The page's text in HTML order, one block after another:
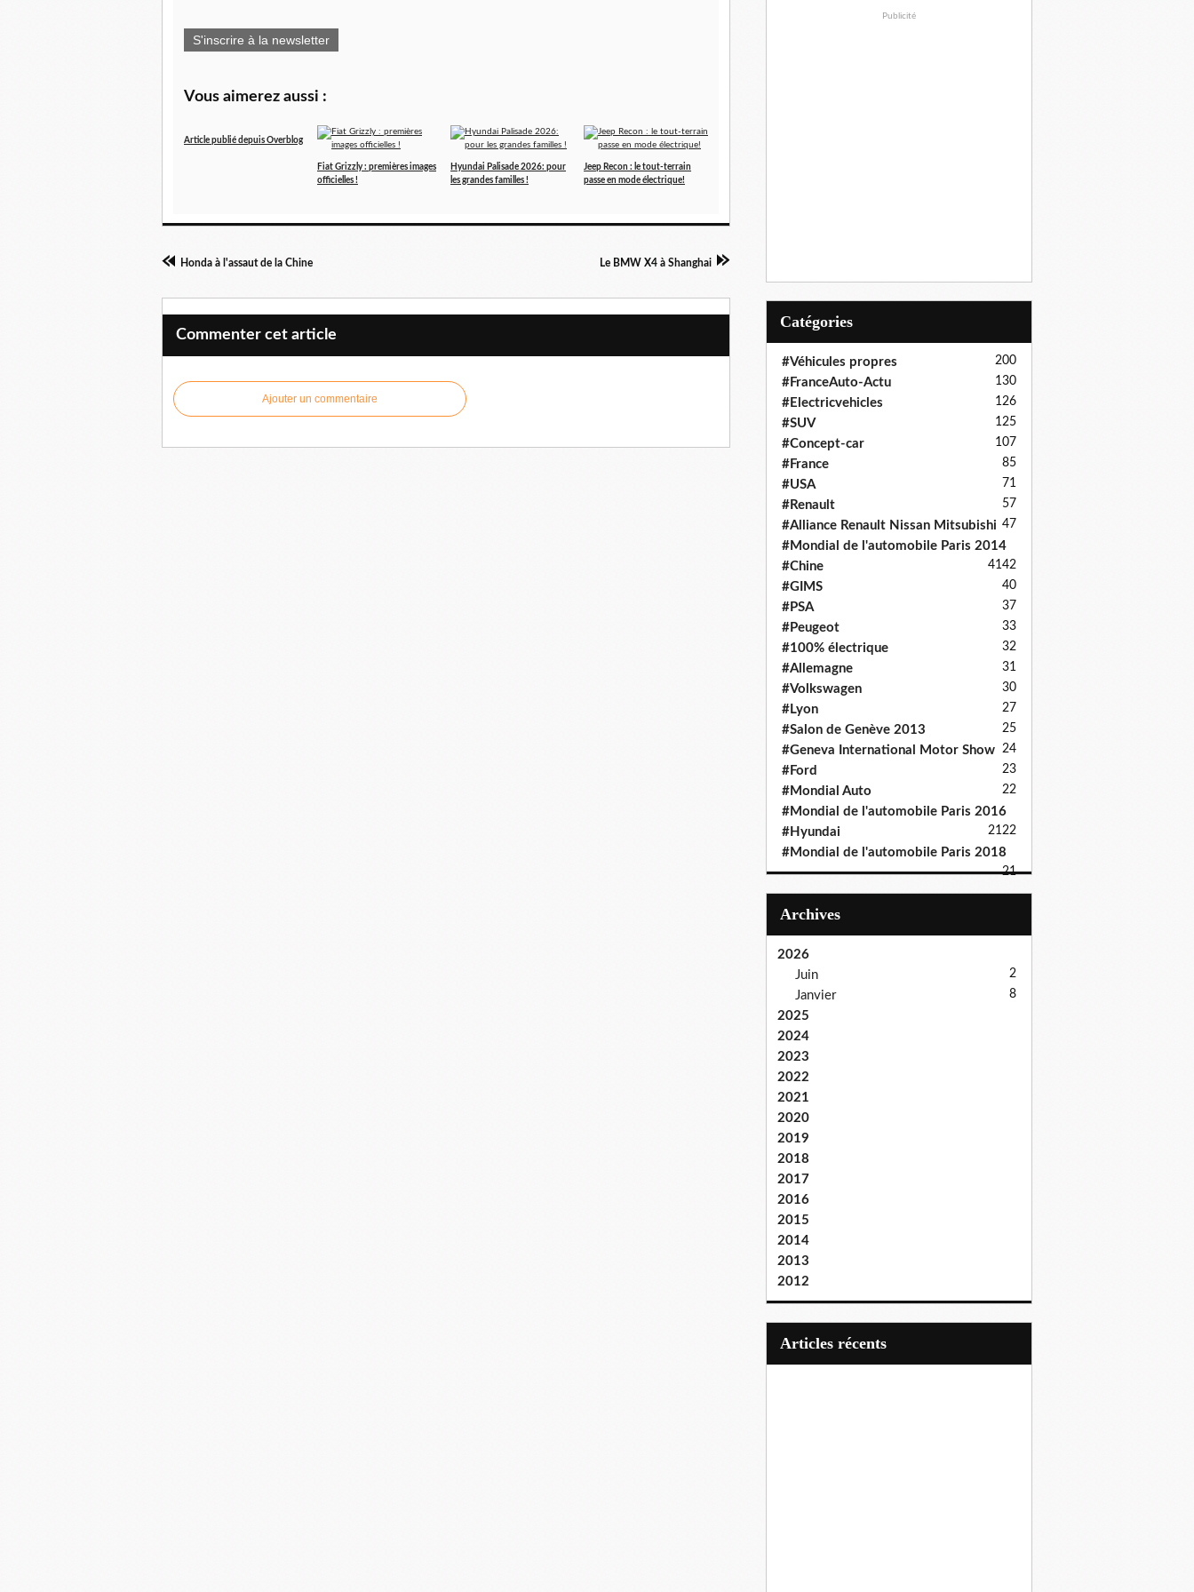
S'inscrire à la newsletter
Vous aimerez aussi :
Article publié depuis Overblog
Fiat Grizzly : premières images
officielles !
Hyundai Palisade 2026: pour
les grandes familles !
Jeep Recon : le tout-terrain
passe en mode électrique!
Honda à l'assaut de la Chine Le BMW X4 à Shanghai
Commenter cet article
Ajouter un commentaire
Publicité
Catégories
#Véhicules propres 200
#FranceAuto-Actu 130
#Electricvehicles 126
#SUV 125
#Concept-car 107
#France 85
#USA 71
#Renault 57
#Alliance Renault Nissan Mitsubishi 47
#Mondial de l'automobile Paris 2014
42
#Chine 41
#GIMS 40
#PSA 37
#Peugeot 33
#100% électrique 32
#Allemagne 31
#Volkswagen 30
#Lyon 27
#Salon de Genève 2013 25
#Geneva International Motor Show 24
#Ford 23
#Mondial Auto 22
#Mondial de l'automobile Paris 2016
22
#Hyundai 21
#Mondial de l'automobile Paris 2018
21
Archives
2026
Juin
2
Janvier 8
2025
2024
2023
2022
2021
2020
2019
2018
2017
2016
2015
2014
2013
2012
articles récents